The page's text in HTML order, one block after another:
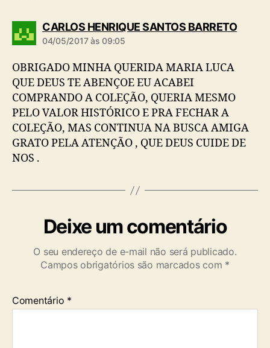
CARLOS HENRIQUE SANTOS BARRETOd
04/05/2017 às 09:05
OBRIGADO MINHA QUERIDA MARIA LUCA
QUE DEUS TE ABENÇOE EU ACABEI
COMPRANDO A COLEÇÃO, QUERIA MESMO
PELO VALOR HISTÓRICO E PRA FECHAR A
COLEÇÃO, MAS CONTINUA NA BUSCA AMIGA
GRATO PELA ATENÇÃO , QUE DEUS CUIDE DE
NOS .
Deixe um comentário
O seu endereço de e-mail não será publicado.
Campos obrigatórios são marcados com *
Comentário *